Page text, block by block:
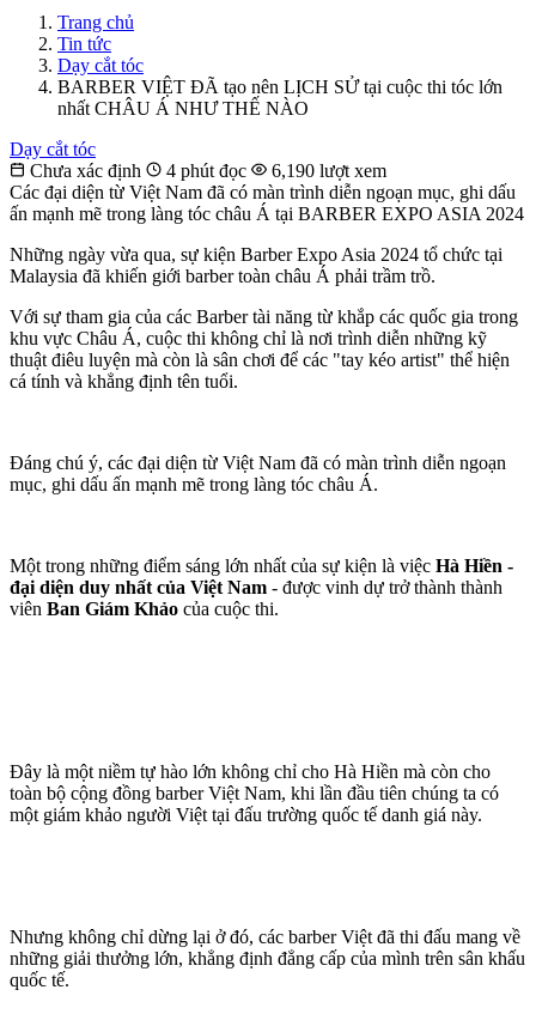
Trang chủ
Tin tức
Dạy cắt tóc
BARBER VIỆT ĐÃ tạo nên LỊCH SỬ tại cuộc thi tóc lớn
nhất CHÂU Á NHƯ THẾ NÀO
Dạy cắt tóc
Chưa xác định
4 phút đọc
6,190 lượt xem
Các đại diện từ Việt Nam đã có màn trình diễn ngoạn mục, ghi dấu
ấn mạnh mẽ trong làng tóc châu Á tại BARBER EXPO ASIA 2024
Những ngày vừa qua, sự kiện Barber Expo Asia 2024 tổ chức tại
Malaysia đã khiến giới barber toàn châu Á phải trầm trồ.
Với sự tham gia của các Barber tài năng từ khắp các quốc gia trong
khu vực Châu Á, cuộc thi không chỉ là nơi trình diễn những kỹ
thuật điêu luyện mà còn là sân chơi để các "tay kéo artist" thể hiện
cá tính và khẳng định tên tuổi.
Đáng chú ý, các đại diện từ Việt Nam đã có màn trình diễn ngoạn
mục, ghi dấu ấn mạnh mẽ trong làng tóc châu Á.
Một trong những điểm sáng lớn nhất của sự kiện là việc Hà Hiền -
đại diện duy nhất của Việt Nam - được vinh dự trở thành thành
viên Ban Giám Khảo của cuộc thi.
Đây là một niềm tự hào lớn không chỉ cho Hà Hiền mà còn cho
toàn bộ cộng đồng barber Việt Nam, khi lần đầu tiên chúng ta có
một giám khảo người Việt tại đấu trường quốc tế danh giá này.
Nhưng không chỉ dừng lại ở đó, các barber Việt đã thi đấu mang về
những giải thưởng lớn, khẳng định đẳng cấp của mình trên sân khấu
quốc tế.